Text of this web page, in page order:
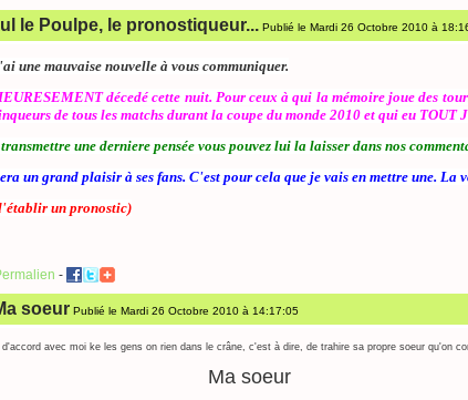
le Poulpe, le pronostiqueur... Publié le Mardi 26 Octobre 2010 à
une mauvaise nouvelle à vous communiquer.
décedé cette nuit. Pour ceux à qui la mémoire joue des
de tous les matchs durant la coupe du monde 2010 et qui eu TOUT
une derniere pensée vous pouvez lui la laisser dans nos
un grand plaisir à ses fans. C'est pour cela que je vais en mettre une. La
un pronostic)
-
soeur Publié le Mardi 26 Octobre 2010 à 14:17:05
avec moi ke les gens on rien dans le crâne, c'est à dire, de trahire sa propre soeur qu'on
Ma soeur